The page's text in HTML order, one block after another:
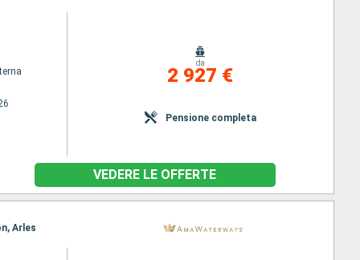
da
2 927 €
Pensione completa
VEDERE LE OFFERTE
Arles